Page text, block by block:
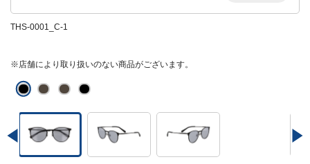
THS-0001_C-1
※店舗により取り扱いのない商品がございます。